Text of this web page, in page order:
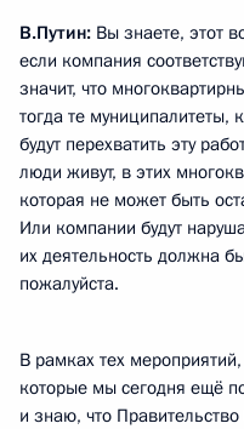
В.Путин: Вы знаете, этот
если компания
значит, что
тогда те
будут перехватить эту
люди живут, в этих
которая не может быть
Или компании будут
их деятельность должна
пожалуйста.
В рамках тех
которые мы сегодня ещё
и знаю, что